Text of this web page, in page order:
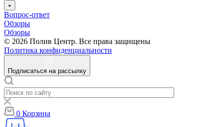
Вопрос-ответ
Обзоры
Обзоры
© 2026 Полив Центр. Все права защищены
Политика конфиденциальности
Подписаться на рассылку
0 Корзина